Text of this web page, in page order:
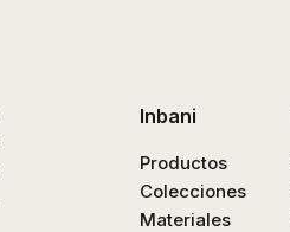
Inbani
Productos
Colecciones
Materiales